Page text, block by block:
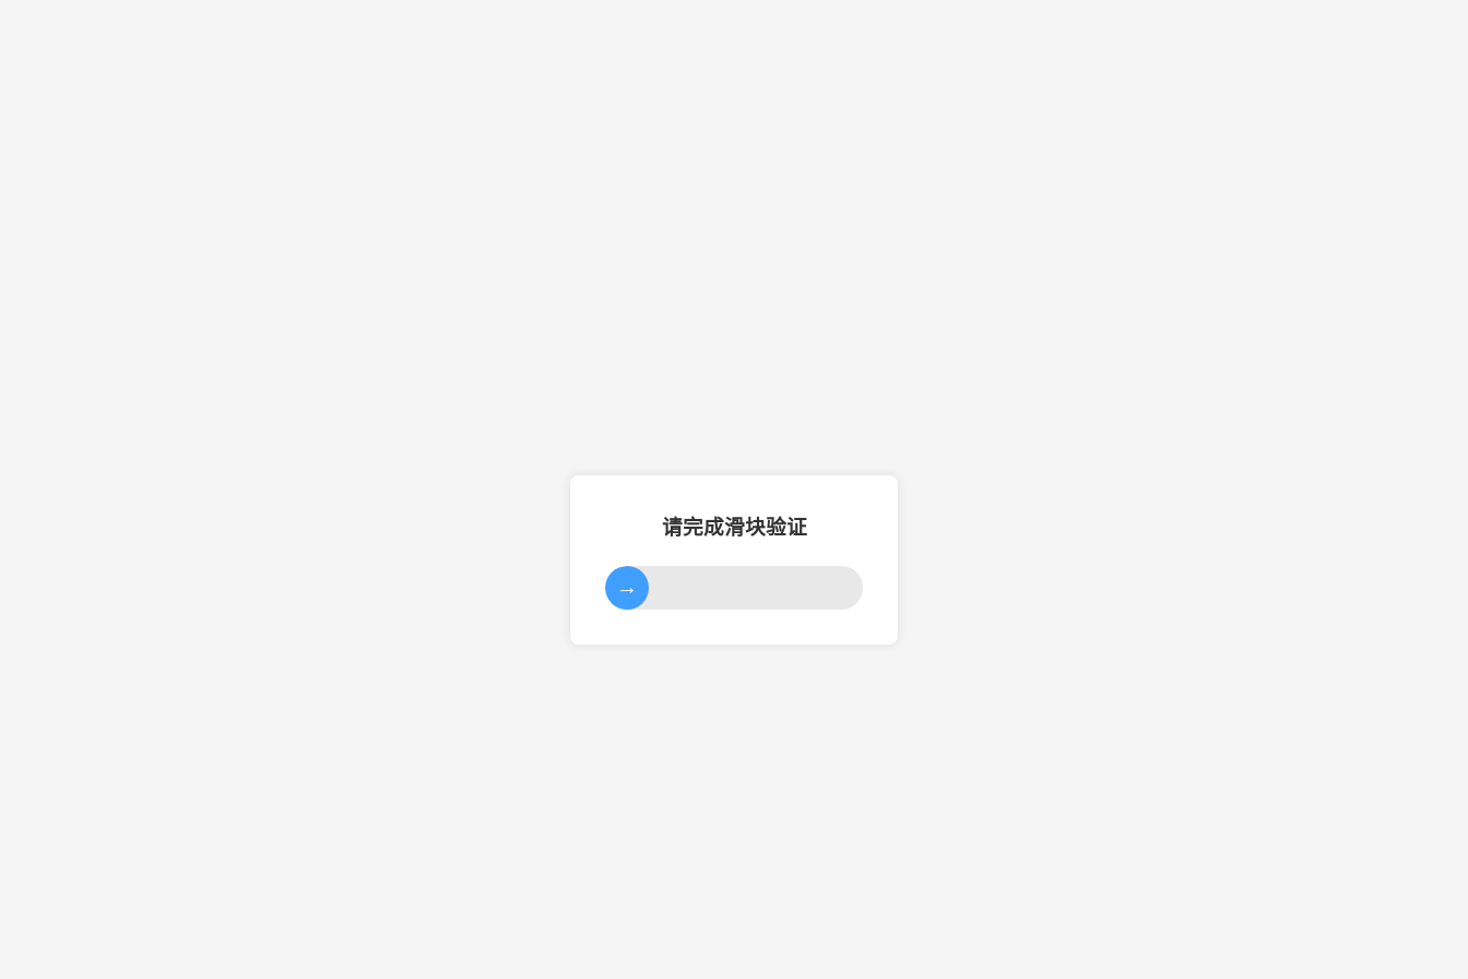
请完成滑块验证
→